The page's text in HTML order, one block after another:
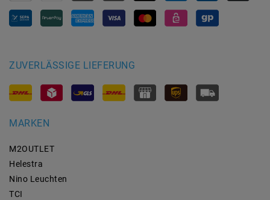
ZUVERLÄSSIGE LIEFERUNG
MARKEN
M2OUTLET
Helestra
Nino Leuchten
TCI